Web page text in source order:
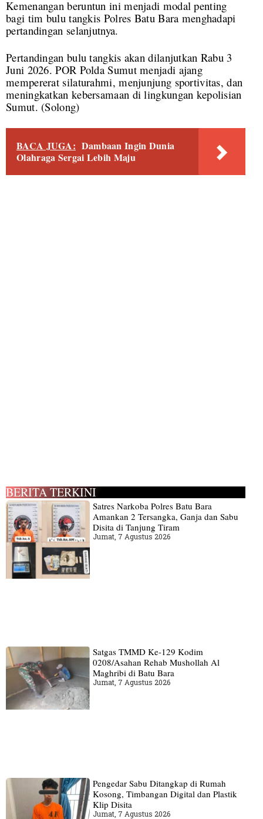
Kemenangan beruntun ini menjadi modal penting
bagi tim bulu tangkis Polres Batu Bara menghadapi
pertandingan selanjutnya.
Pertandingan bulu tangkis akan dilanjutkan Rabu 3
Juni 2026. POR Polda Sumut menjadi ajang
mempererat silaturahmi, menjunjung sportivitas, dan
meningkatkan kebersamaan di lingkungan kepolisian
Sumut. (Solong)
BACA JUGA: Dambaan Ingin Dunia
Olahraga Sergai Lebih Maju
BERITA TERKINI
Satres Narkoba Polres Batu Bara
Amankan 2 Tersangka, Ganja dan Sabu
Disita di Tanjung Tiram
Jumat, 7 Agustus 2026
Satgas TMMD Ke-129 Kodim
0208/Asahan Rehab Mushollah Al
Maghribi di Batu Bara
Jumat, 7 Agustus 2026
Pengedar Sabu Ditangkap di Rumah
Kosong, Timbangan Digital dan Plastik
Klip Disita
Jumat, 7 Agustus 2026